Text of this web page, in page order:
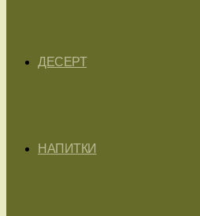
ДЕСЕРТ
НАПИТКИ